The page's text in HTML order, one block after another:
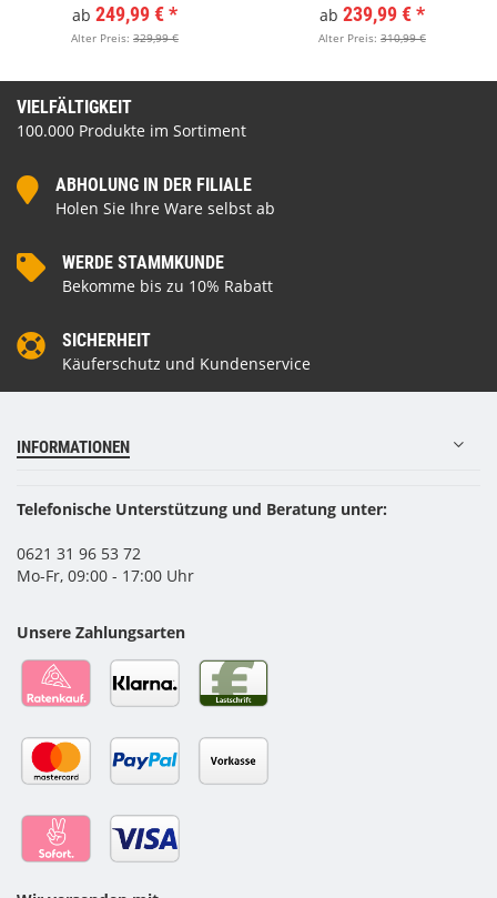
ab 249,99 €*
Alter Preis: 329,99 €
ab 239,99 €*
Alter Preis: 310,99 €
VIELFÄLTIGKEIT
100.000 Produkte im Sortiment
ABHOLUNG IN DER FILIALE
Holen Sie Ihre Ware selbst ab
WERDE STAMMKUNDE
Bekomme bis zu 10% Rabatt
SICHERHEIT
Käuferschutz und Kundenservice
INFORMATIONEN
Telefonische Unterstützung und Beratung unter:
0621 31 96 53 72
Mo-Fr, 09:00 - 17:00 Uhr
Unsere Zahlungsarten